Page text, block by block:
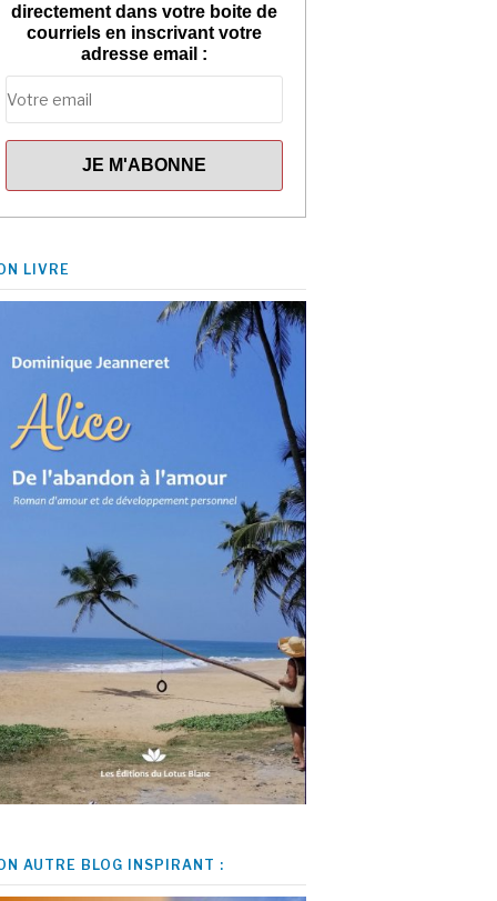
directement dans votre boite de
courriels en inscrivant votre
adresse email :
LIVRE
AUTRE BLOG INSPIRANT :